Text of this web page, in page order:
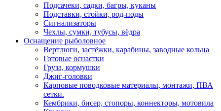
Подсачеки, садки, багры, куканы
Подставки, стойки, род-поды
Сигнализаторы
Чехлы, сумки, тубусы, вёдра
Оснащение рыболовное
Вертлюги, застёжки, карабины, заводные кольца
Готовые оснастки
Груза, кормушки
Джиг-головки
Карповые поводковые материалы, монтажи, ПВА
сетки.
Кембрики, бисер, стопоры, коннекторы, мотовила